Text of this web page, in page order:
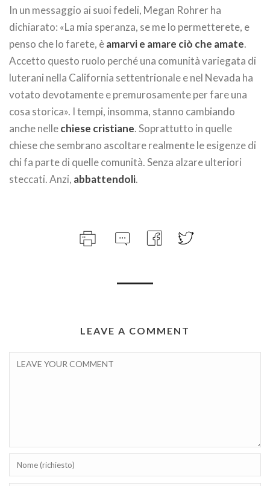
In un messaggio ai suoi fedeli, Megan Rohrer ha
dichiarato: «La mia speranza, se me lo permetterete, e
penso che lo farete, èamarvi e amare ciò che amate.
Accetto questo ruolo perché una comunità variegata di
luterani nella California settentrionale e nel Nevada ha
votato devotamente e premurosamente per fare una
cosa storica». I tempi, insomma, stanno cambiando
anche nellechiese cristiane. Soprattutto in quelle
chiese che sembrano ascoltare realmente le esigenze di
chi fa parte di quelle comunità. Senza alzare ulteriori
steccati. Anzi, abbattendoli.
LEAVE A COMMENT